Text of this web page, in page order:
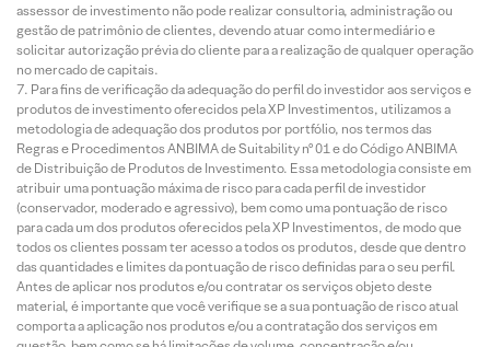
assessor de investimento não pode realizar consultoria, administração ou
gestão de patrimônio de clientes, devendo atuar como intermediário e
solicitar autorização prévia do cliente para a realização de qualquer operação
no mercado de capitais.
Para fins de verificação da adequação do perfil do investidor aos serviços e
produtos de investimento oferecidos pela XP Investimentos, utilizamos a
metodologia de adequação dos produtos por portfólio, nos termos das
Regras e Procedimentos ANBIMA de Suitability nº 01 e do Código ANBIMA
de Distribuição de Produtos de Investimento. Essa metodologia consiste em
atribuir uma pontuação máxima de risco para cada perfil de investidor
(conservador, moderado e agressivo), bem como uma pontuação de risco
para cada um dos produtos oferecidos pela XP Investimentos, de modo que
todos os clientes possam ter acesso a todos os produtos, desde que dentro
das quantidades e limites da pontuação de risco definidas para o seu perfil.
Antes de aplicar nos produtos e/ou contratar os serviços objeto deste
material, é importante que você verifique se a sua pontuação de risco atual
comporta a aplicação nos produtos e/ou a contratação dos serviços em